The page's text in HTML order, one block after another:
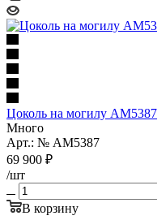
Цоколь на могилу AM5387
Много
Арт.: № AM5387
69 900 ₽
/шт
В корзину